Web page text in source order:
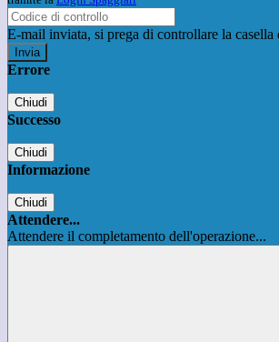
E-mail inviata, si prega di controllare la casella
Errore
Chiudi
Successo
Chiudi
Informazione
Chiudi
Attendere...
Attendere il completamento dell'operazione...